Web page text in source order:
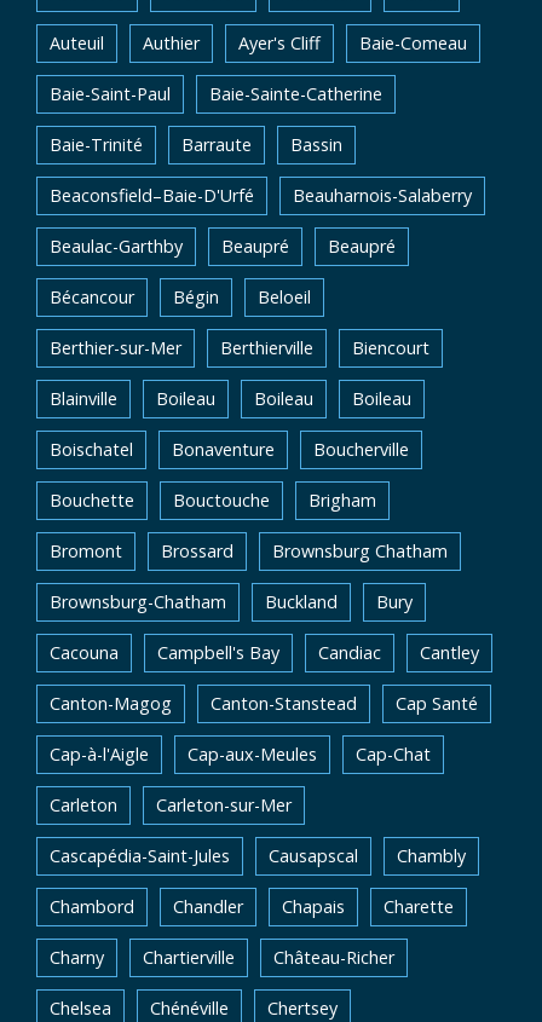
Auteuil Authier Ayer's Cliff Baie-Comeau
Baie-Saint-Paul Baie-Sainte-Catherine
Baie-Trinité Barraute Bassin
Beaconsfield–Baie-D'Urfé Beauharnois-Salaberry
Beaulac-Garthby Beaupré Beaupré
Bécancour Bégin Beloeil
Berthier-sur-Mer Berthierville Biencourt
Blainville Boileau Boileau Boileau
Boischatel Bonaventure Boucherville
Bouchette Bouctouche Brigham
Bromont Brossard Brownsburg Chatham
Brownsburg-Chatham Buckland Bury
Cacouna Campbell's Bay Candiac Cantley
Canton-Magog Canton-Stanstead Cap Santé
Cap-à-l'Aigle Cap-aux-Meules Cap-Chat
Carleton Carleton-sur-Mer
Cascapédia-Saint-Jules Causapscal Chambly
Chambord Chandler Chapais Charette
Charny Chartierville Château-Richer
Chelsea Chénéville Chertsey